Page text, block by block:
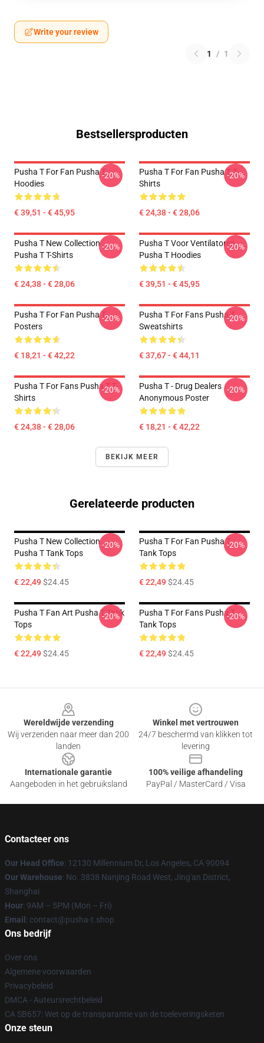
Write your review
1 / 1
Bestsellersproducten
Pusha T For Fan Pusha T
Hoodies
€ 39,51 - € 45,95
-20%
Pusha T For Fan Pusha T T-
Shirts
€ 24,38 - € 28,06
-20%
Pusha T New Collection
Pusha T T-Shirts
€ 24,38 - € 28,06
-20%
Pusha T Voor Ventilatoren
Pusha T Hoodies
€ 39,51 - € 45,95
-20%
Pusha T For Fan Pusha T
Posters
€ 18,21 - € 42,22
-20%
Pusha T For Fans Pusha T
Sweatshirts
€ 37,67 - € 44,11
-20%
Pusha T For Fans Pusha T T-
Shirts
€ 24,38 - € 28,06
-20%
Pusha T - Drug Dealers
Anonymous Poster
€ 18,21 - € 42,22
-20%
BEKIJK MEER
Gerelateerde producten
Pusha T New Collection
Pusha T Tank Tops
€ 22,49$24.45
-20%
Pusha T For Fan Pusha T
Tank Tops
€ 22,49$24.45
-20%
Pusha T Fan Art Pusha T Tank
Tops
€ 22,49$24.45
-20%
Pusha T For Fans Pusha T
Tank Tops
€ 22,49$24.45
-20%
Wereldwijde verzending
Wij verzenden naar meer dan 200
landen
Winkel met vertrouwen
24/7 beschermd van klikken tot
levering
Internationale garantie
Aangeboden in het gebruiksland
100% veilige afhandeling
PayPal / MasterCard / Visa
Contacteer ons
Our Head Office: 12130 Millennium Dr, Los Angeles, CA 90094
Our Warehouse: No. 3838 Nanjing Road West, Jing'an District,
Shanghai
Hour: 9AM – 5PM (Mon – Fri)
Email : contact@pusha-t.shop
Ons bedrijf
Over ons
Algemene voorwaarden
Privacybeleid
DMCA - Auteursrechtbeleid
CA SB657: Wet op de transparantie van de toeleveringsketen
Onze steun